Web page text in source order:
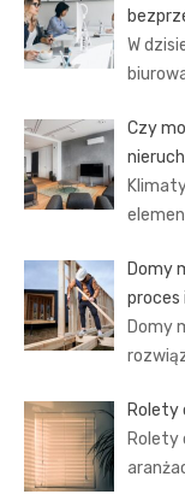
W
Czy
Domy
proces
Domy
Rolety
Rolety